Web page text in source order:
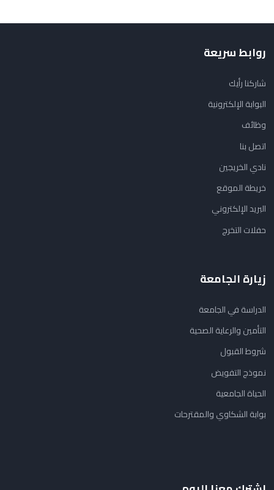
روابط سريعة
شاركنا رأيك
البوابة الإلكترونية
وظائف
اتصل بنا
نادي الخريجين
خريطة الموقع
البريد الإلكتروني
حفلات التخرج
زيارة الجامعة
الدراسة في الجامعة
التأمين والرعاية الصحية
شروط القبول
نموذج التفويض
الحياة الجامعية
بوابة الشكاوي والمقترحات